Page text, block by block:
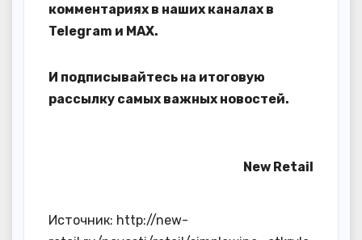
комментариях в наших каналах в
Telegram и MAX.
И подписывайтесь на итоговую
рассылку самых важных новостей.
New Retail
Источник: http://new-